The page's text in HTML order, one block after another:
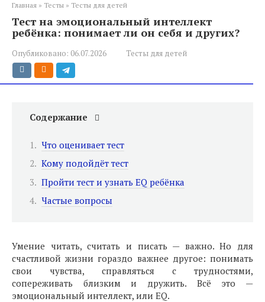
Главная » Тесты » Тесты для детей
Тест на эмоциональный интеллект
ребёнка: понимает ли он себя и других?
Опубликовано: 06.07.2026 Тесты для детей
Содержание
Что оценивает тест
Кому подойдёт тест
Пройти тест и узнать EQ ребёнка
Частые вопросы
Умение читать, считать и писать — важно. Но для
счастливой жизни гораздо важнее другое: понимать
свои чувства, справляться с трудностями,
сопереживать близким и дружить. Всё это —
эмоциональный интеллект, или EQ.